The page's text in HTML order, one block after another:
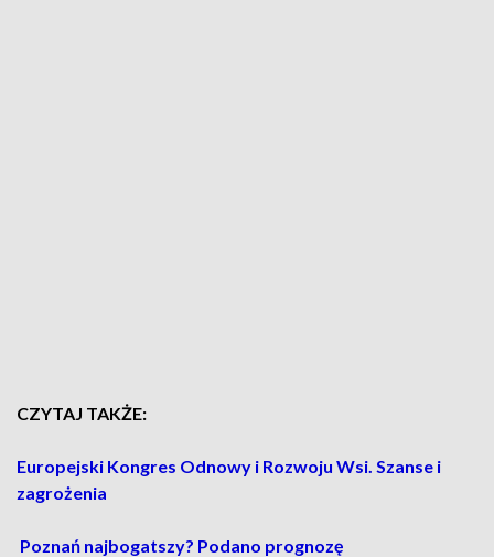
CZYTAJ TAKŻE:
Europejski Kongres Odnowy i Rozwoju Wsi. Szanse i
zagrożenia
Poznań najbogatszy? Podano prognozę